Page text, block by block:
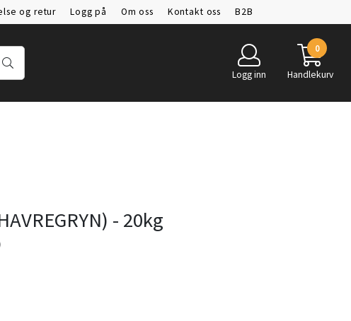
og retur Logg på Om oss Kontakt oss
B2B
Logg inn
0
Handlekurv
- 20kg